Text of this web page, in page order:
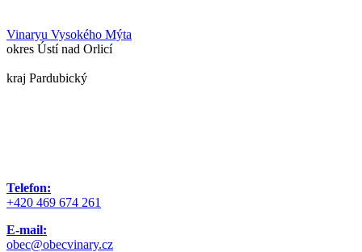
Vinaryu Vysokého Mýta
okres Ústí nad Orlicí
kraj Pardubický
Telefon:
+420 469 674 261
E-mail:
obec@obecvinary.cz